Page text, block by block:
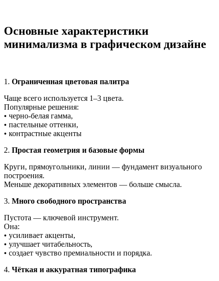
Основные характеристики
минимализма в графическом дизайне
1. Ограниченная цветовая палитра
Чаще всего используется 1–3 цвета.
Популярные решения:
• черно-белая гамма,
• пастельные оттенки,
• контрастные акценты
2. Простая геометрия и базовые формы
Круги, прямоугольники, линии — фундамент визуального
построения.
Меньше декоративных элементов — больше смысла.
3. Много свободного пространства
Пустота — ключевой инструмент.
Она:
• усиливает акценты,
• улучшает читабельность,
• создает чувство премиальности и порядка.
4. Чёткая и аккуратная типографика